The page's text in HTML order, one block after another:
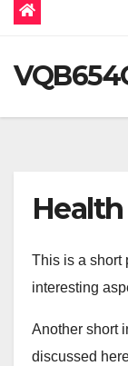
This is a short
interesting
Another short
discussed